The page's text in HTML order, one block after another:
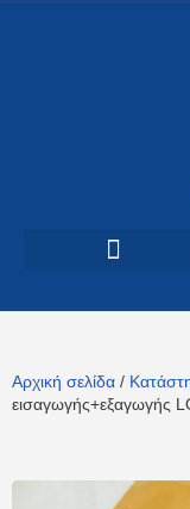
Αρχική σελίδα /
εισαγωγής+εξαγωγής